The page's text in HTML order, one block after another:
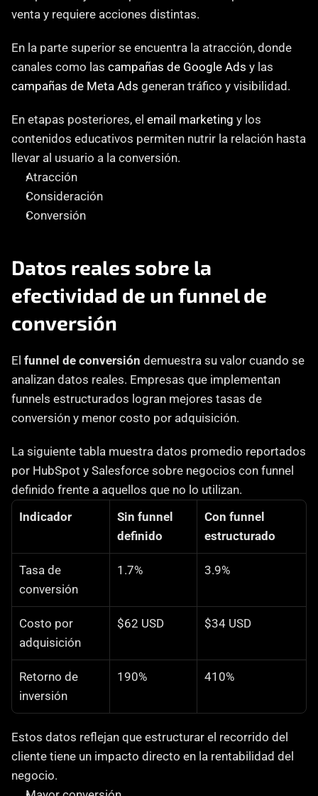
venta y requiere acciones distintas.
En la parte superior se encuentra la atracción, donde
canales como las campañas de Google Ads
campañas de Meta Ads generan tráfico y visibilidad.
En etapas posteriores, el email marketing y los
contenidos educativos permiten nutrir la relación hasta
llevar al usuario a la conversión.
Atracción
Consideración
Conversión
Datos reales sobre la
efectividad de un funnel de
conversión
El funnel de conversión demuestra su valor cuando se
analizan datos reales. Empresas que implementan
funnels estructurados logran mejores tasas de
conversión y menor costo por adquisición.
La siguiente tabla muestra datos promedio reportados
por HubSpot y Salesforce sobre negocios con funnel
definido frente a aquellos que no lo utilizan.
Indicador
Sin funnel
definido
Con funnel
estructurado
Tasa de
conversión
1.7% 3.9%
Costo por
adquisición
$62 USD $34 USD
Retorno de
inversión
190% 410%
Estos datos reflejan que estructurar el recorrido del
cliente tiene un impacto directo en la rentabilidad del
negocio.